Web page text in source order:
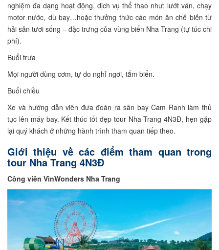
nghiệm đa dạng hoạt động, dịch vụ thể thao như: lướt ván, chạy
motor nước, dù bay…hoặc thưởng thức các món ăn chế biến từ
hải sản tươi sống – đặc trưng của vùng biển Nha Trang (tự túc chi
phí).
Buổi trưa
Mọi người dùng cơm, tự do nghỉ ngơi, tắm biển.
Buổi chiều
Xe và hướng dẫn viên đưa đoàn ra sân bay Cam Ranh làm thủ
tục lên máy bay. Kết thúc tốt đẹp tour Nha Trang 4N3Đ, hẹn gặp
lại quý khách ở những hành trình tham quan tiếp theo.
Giới thiệu về các điểm tham quan trong
tour Nha Trang 4N3Đ
Công viên VinWonders Nha Trang